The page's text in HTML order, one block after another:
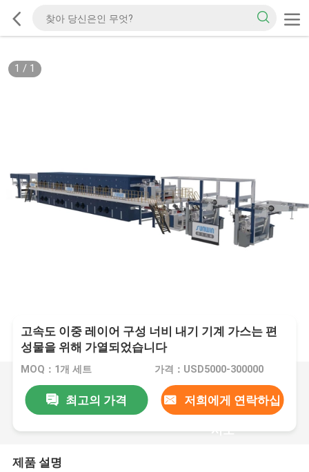
1 / 1
고속도 이중 레이어 구성 너비 내기 기계 가스는 편
성물을 위해 가열되었습니다
MOQ：1개 세트 가격：USD5000-300000
최고의 가격 저희에게 연락하십
시오
제품 설명